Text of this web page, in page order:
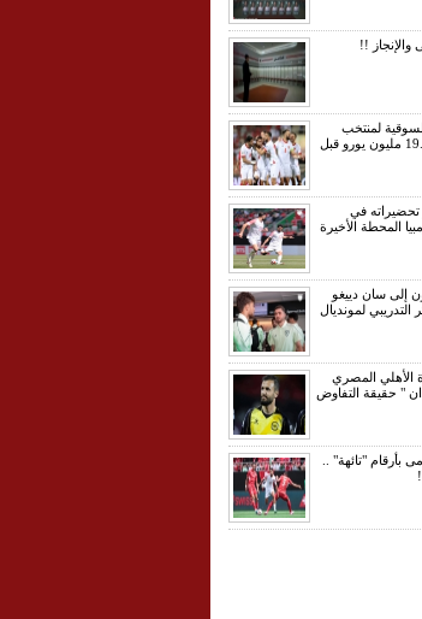
والإنجاز !!
لمنتخب
النشامى إلى 19.5 مليون يورو قبل
تحضيراته في
المحطة الأخيرة
إلى سان دييغو
لمونديال
الأهلي المصري
" حقيقة التفاوض
بأرقام "تائهة" ..